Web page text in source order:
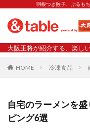
羽根つき餃子、ぷるも
大阪王将が紹介する、楽し
HOME 冷凍食品
自宅のラーメンを
ピング6選
タグ
2023新商品 炒
減塩
渡韓
焼売と飲みたい
白くなる